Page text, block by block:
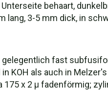
behaart,
lang, 3-5 mm dick, in
gelegentlich fast
KOH als auch in
x 2 µ fadenförmig;